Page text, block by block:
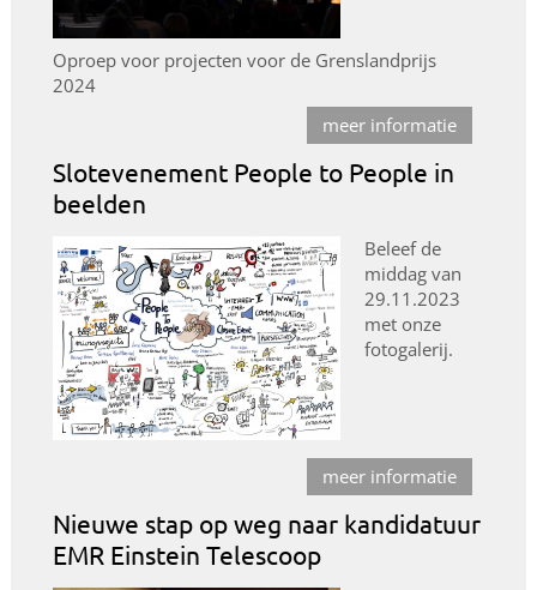
Oproep voor projecten voor de Grenslandprijs
2024
meer informatie
Slotevenement People to People in
beelden
Beleef de
middag van
29.11.2023
met onze
fotogalerij.
meer informatie
Nieuwe stap op weg naar kandidatuur
EMR Einstein Telescoop